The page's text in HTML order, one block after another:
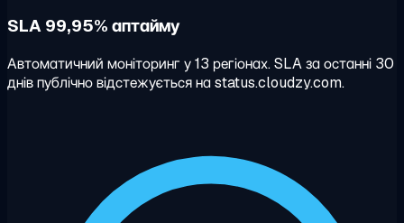
SLA 99,95% аптайму
Автоматичний моніторинг у 13 регіонах. SLA за останні 30
днів публічно відстежується на status.cloudzy.com.